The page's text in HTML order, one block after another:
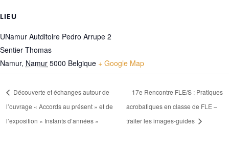
LIEU
UNamur Autditoire Pedro Arrupe 2
Sentier Thomas
Namur, Namur 5000 Belgique + Google Map
Découverte et échanges autour de
l’ouvrage « Accords au présent » et de
l’exposition « Instants d’années »
17e Rencontre FLE/S : Pratiques
acrobatiques en classe de FLE –
traiter les images-guides